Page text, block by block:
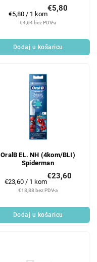
€4,64 bez PDV-a
€5,80
Mjerenje
cijene:
€5,80 / 1 kom
Dodaj u košaricu
OralB EL. NH (4kom/BLI)
Spiderman
€18,88 bez PDV-a
€23,60
Mjerenje
cijene:
€23,60 / 1 kom
Dodaj u košaricu